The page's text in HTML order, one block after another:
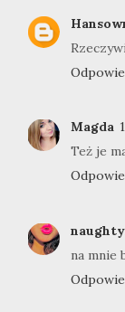
Magda
Też je
na mnie